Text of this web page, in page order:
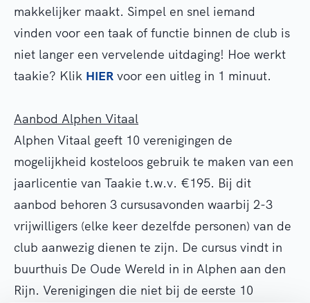
makkelijker maakt. Simpel en snel iemand
vinden voor een taak of functie binnen de club is
niet langer een vervelende uitdaging! Hoe werkt
taakie? Klik HIER voor een uitleg in 1 minuut.
Aanbod Alphen Vitaal
Alphen Vitaal geeft 10 verenigingen de
mogelijkheid kosteloos gebruik te maken van een
jaarlicentie van Taakie t.w.v. €195. Bij dit
aanbod behoren 3 cursusavonden waarbij 2-3
vrijwilligers (elke keer dezelfde personen) van de
club aanwezig dienen te zijn. De cursus vindt in
buurthuis De Oude Wereld in in Alphen aan den
Rijn. Verenigingen die niet bij de eerste 10